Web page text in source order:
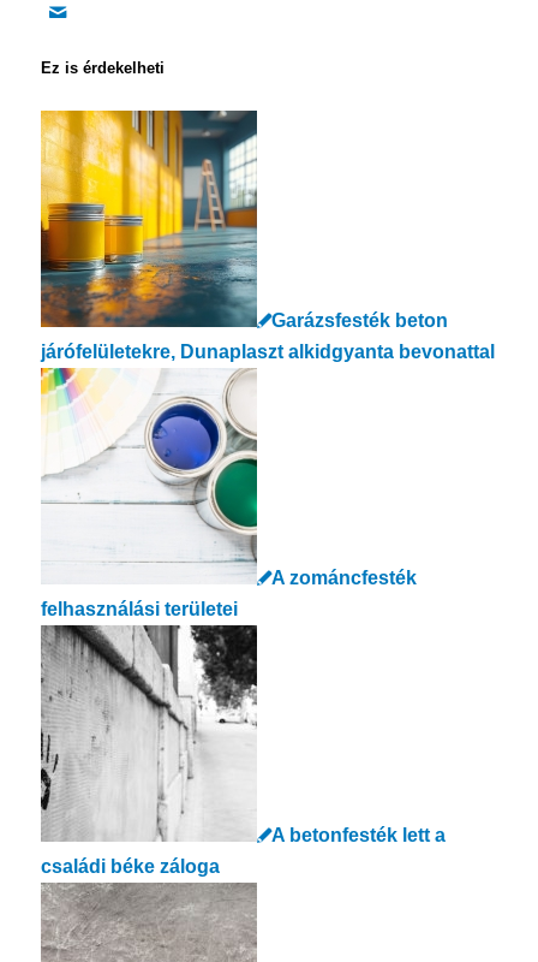
Ez is érdekelheti
Garázsfesték beton
járófelületekre, Dunaplaszt alkidgyanta bevonattal
A zománcfesték
felhasználási területei
A betonfesték lett a
családi béke záloga